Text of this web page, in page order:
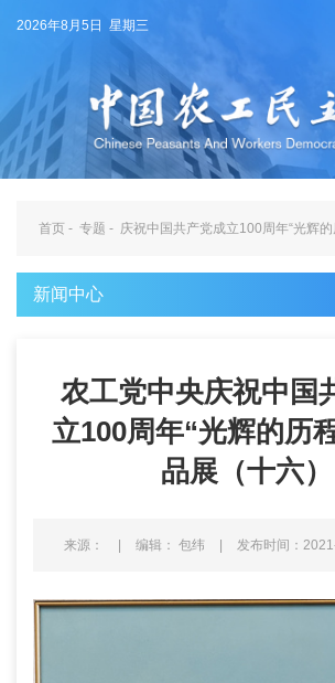
2026年8月5日 星期三
首页 - 专题 - 庆祝中国共产党成立100周年“光辉
新闻中心
农工党中央庆祝中国
立100周年“光辉的历
品展（十六）
来源： | 编辑： 包纬 | 发布时间：